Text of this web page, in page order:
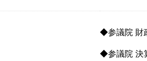
◆参議院 財
◆参議院 決